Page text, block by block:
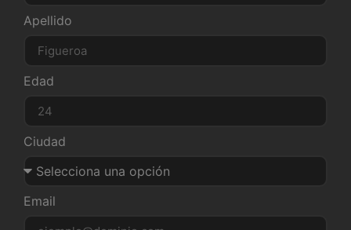
Apellido
Edad
Ciudad
Email